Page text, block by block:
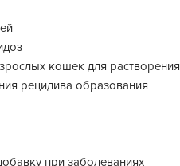
кошек для растворения
рецидива образования
при заболеваниях